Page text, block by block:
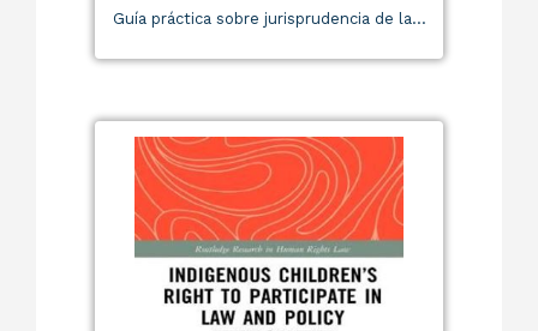
Guía práctica sobre jurisprudencia de la...